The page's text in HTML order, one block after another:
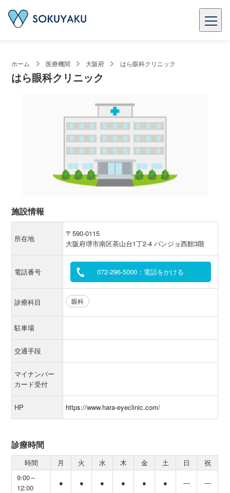
ホーム 医療機関 大阪府 はら眼科クリニック
はら眼科クリニック
施設情報
所在地
〒590-0115
大阪府堺市南区茶山台1丁2-4 パンジョ西館3階
電話番号 072-296-5000：電話をかける
診療科目 眼科
駐車場
交通手段
マイナンバー
カード受付
HP https://www.hara-eyeclinic.com/
診療時間
時間 月 火 水 木 金 土 日
祝
9:00～
12:00
● ● ● ● ● ● ― ―